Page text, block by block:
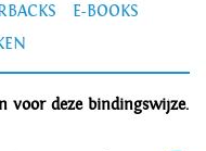
E-BOOKS
voor deze bindingswijze.